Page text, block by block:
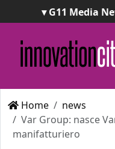
▾ G11 Media
ImpresaCity |
Awards
Italian
Home
news
Var Group: nasce
manifatturiero